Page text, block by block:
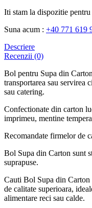
Iti stam la dispozitie
Suna acum : +40 771 619
Descriere
Recenzii (0)
Bol pentru Supa din
transportarea sau servirea
sau catering.
Confectionate din carton
imprimeu, mentine
Recomandate firmelor de
Bol Supa din Carton sunt
suprapuse.
Cauti Bol Supa din Carton
de calitate superioara,
alimentare reci sau calde.